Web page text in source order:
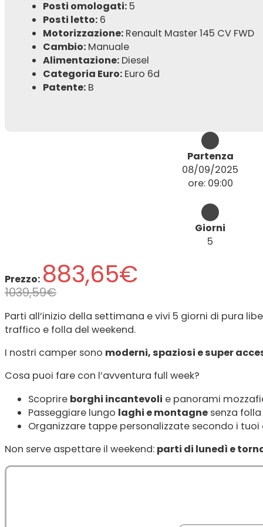
Posti omologati: 5
Posti letto: 6
Motorizzazione: Renault Master 145 CV FWD
Cambio: Manuale
Alimentazione: Diesel
Categoria Euro: Euro 6d
Patente: B
Partenza
08/09/2025
ore: 09:00
Giorni
5
Prezzo: 883,65€
1039,59€
Parti all’inizio della settimana e vivi 5 giorni di pura
traffico e folla del weekend.
I nostri camper sono moderni, spaziosi e super
Cosa puoi fare con l’avventura full week?
Scoprire borghi incantevoli e panorami
Passeggiare lungo laghi e montagne senza folla
Organizzare tappe personalizzate secondo i tuoi
Non serve aspettare il weekend: parti di lunedì e